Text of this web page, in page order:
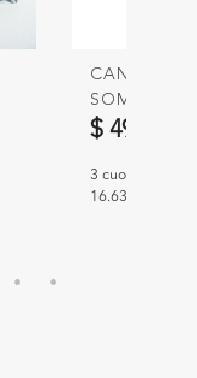
SOMAI
$ 49.900
3 cuotas sin
16.633